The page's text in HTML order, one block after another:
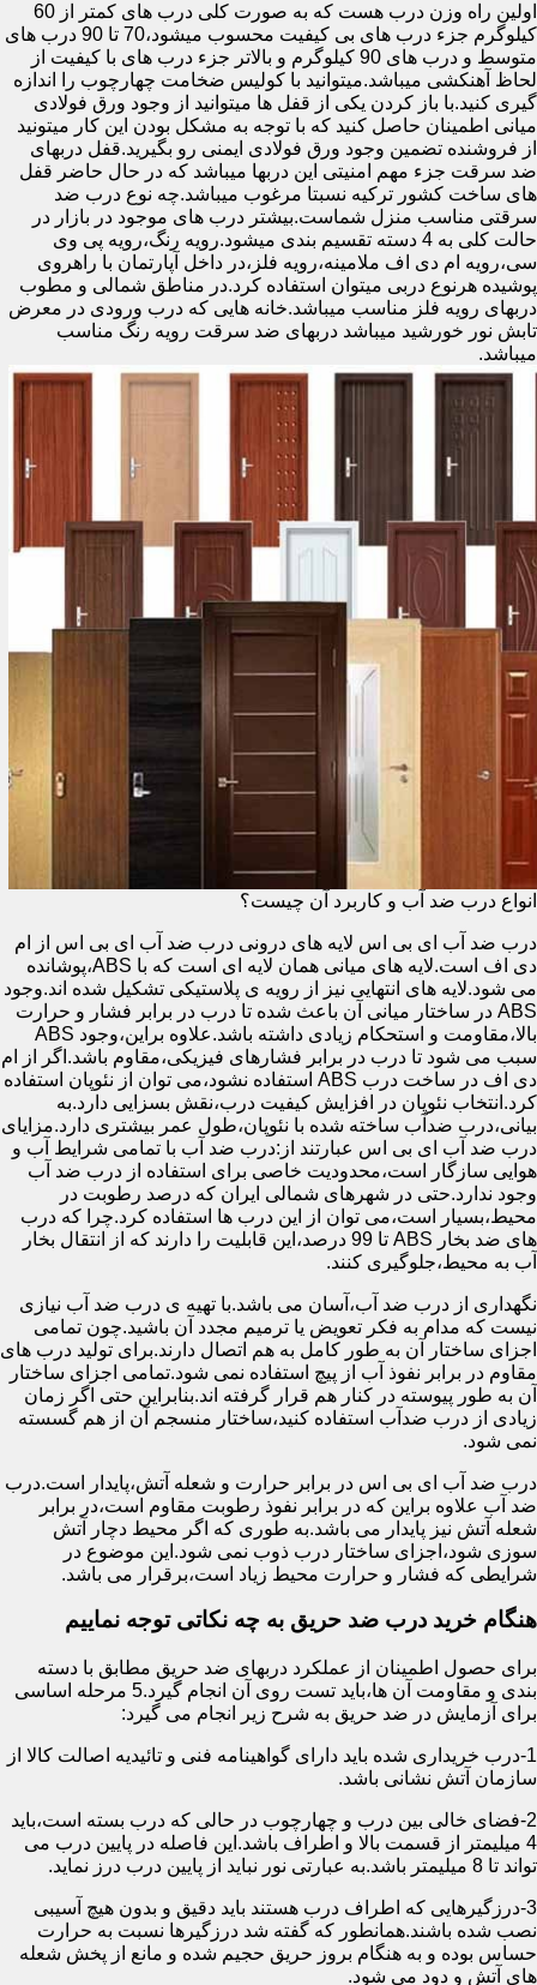
اولین راه وزن درب هست که به صورت کلی درب های کمتر از 60
کیلوگرم جزء درب های بی کیفیت محسوب میشود،70 تا 90 درب های
متوسط و درب های 90 کیلوگرم و بالاتر جزء درب های با کیفیت از
لحاظ آهنکشی میباشد.میتوانید با کولیس ضخامت چهارچوب را اندازه
گیری کنید.با باز کردن یکی از قفل ها میتوانید از وجود ورق فولادی
میانی اطمینان حاصل کنید که با توجه به مشکل بودن این کار میتونید
از فروشنده تضمین وجود ورق فولادی ایمنی رو بگیرید.قفل دربهای
ضد سرقت جزء مهم امنیتی این دربها میباشد که در حال حاضر قفل
های ساخت کشور ترکیه نسبتا مرغوب میباشد.چه نوع درب ضد
سرقتی مناسب منزل شماست.بیشتر درب های موجود در بازار در
حالت کلی به 4 دسته تقسیم بندی میشود.رویه رنگ،رویه پی وی
سی،رویه ام دی اف ملامینه،رویه فلز،در داخل آپارتمان با راهروی
پوشیده هرنوع دربی میتوان استفاده کرد.در مناطق شمالی و مطوب
دربهای رویه فلز مناسب میباشد.خانه هایی که درب ورودی در معرض
تابش نور خورشید میباشد دربهای ضد سرقت رویه رنگ مناسب
میباشد.
انواع درب ضد آب و کاربرد آن چیست؟
درب ضد آب ای بی اس لایه های درونی درب ضد آب ای بی اس از ام
دی اف است.لایه های میانی همان لایه ای است که با ABS،پوشانده
می شود.لایه های انتهایی نیز از رویه ی پلاستیکی تشکیل شده اند.وجود
ABS در ساختار میانی آن باعث شده تا درب در برابر فشار و حرارت
بالا،مقاومت و استحکام زیادی داشته باشد.علاوه براین،وجود ABS
سبب می شود تا درب در برابر فشارهای فیزیکی،مقاوم باشد.اگر از ام
دی اف در ساخت درب ABS استفاده نشود،می توان از نئوپان استفاده
کرد.انتخاب نئوپان در افزایش کیفیت درب،نقش بسزایی دارد.به
بیانی،درب ضدآب ساخته شده با نئوپان،طول عمر بیشتری دارد.مزایای
درب ضد آب ای بی اس عبارتند از:درب ضد آب با تمامی شرایط آب و
هوایی سازگار است،محدودیت خاصی برای استفاده از درب ضد آب
وجود ندارد.حتی در شهرهای شمالی ایران که درصد رطوبت در
محیط،بسیار است،می توان از این درب ها استفاده کرد.چرا که درب
های ضد بخار ABS تا 99 درصد،این قابلیت را دارند که از انتقال بخار
آب به محیط،جلوگیری کنند.
نگهداری از درب ضد آب،آسان می باشد.با تهیه ی درب ضد آب نیازی
نیست که مدام به فکر تعویض یا ترمیم مجدد آن باشید.چون تمامی
اجزای ساختار آن به طور کامل به هم اتصال دارند.برای تولید درب های
مقاوم در برابر نفوذ آب از پیچ استفاده نمی شود.تمامی اجزای ساختار
آن به طور پیوسته در کنار هم قرار گرفته اند.بنابراین حتی اگر زمان
زیادی از درب ضدآب استفاده کنید،ساختار منسجم آن از هم گسسته
نمی شود.
درب ضد آب ای بی اس در برابر حرارت و شعله آتش،پایدار است.درب
ضد آب علاوه براین که در برابر نفوذ رطوبت مقاوم است،در برابر
شعله آتش نیز پایدار می باشد.به طوری که اگر محیط دچار آتش
سوزی شود،اجزای ساختار درب ذوب نمی شود.این موضوع در
شرایطی که فشار و حرارت محیط زیاد است،برقرار می باشد.
هنگام خرید درب ضد حریق به چه نکاتی توجه نماییم
برای حصول اطمینان از عملکرد دربهای ضد حریق مطابق با دسته
بندی و مقاومت آن ها،باید تست روی آن انجام گیرد.5 مرحله اساسی
برای آزمایش در ضد حریق به شرح زیر انجام می گیرد:
1-درب خریداری شده باید دارای گواهینامه فنی و تائیدیه اصالت کالا از
سازمان آتش نشانی باشد.
2-فضای خالی بین درب و چهارچوب در حالی که درب بسته است،باید
4 میلیمتر از قسمت بالا و اطراف باشد.این فاصله در پایین درب می
تواند تا 8 میلیمتر باشد.به عبارتی نور نباید از پایین درب درز نماید.
3-درزگیرهایی که اطراف درب هستند باید دقیق و بدون هیچ آسیبی
نصب شده باشند.همانطور که گفته شد درزگیرها نسبت به حرارت
حساس بوده و به هنگام بروز حریق حجیم شده و مانع از پخش شعله
های آتش و دود می شود.